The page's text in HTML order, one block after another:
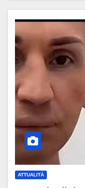
ATTUALITÀ